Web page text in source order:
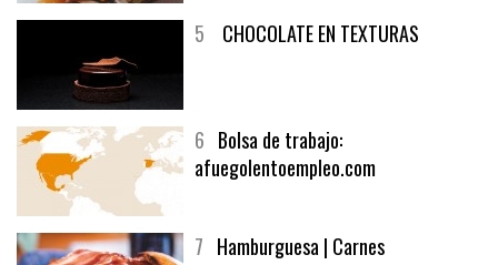
5 CHOCOLATE EN TEXTURAS
6 Bolsa de trabajo:
afuegolentoempleo.com
7 Hamburguesa | Carnes